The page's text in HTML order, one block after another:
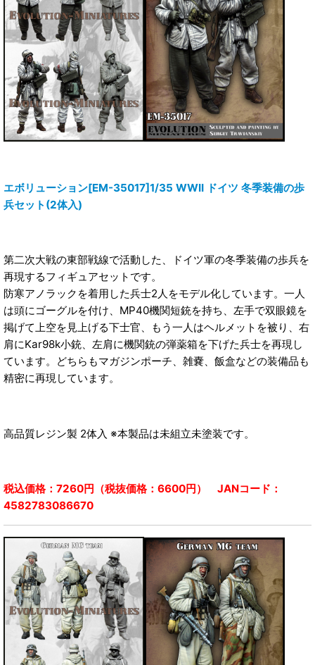
エボリューション[EM-35017]1/35 WWII ドイツ 冬季装備の歩
兵セット(2体入)
第二次大戦の東部戦線で活動した、ドイツ軍の冬季装備の歩兵を
再現するフィギュアセットです。
防寒アノラックを着用した兵士2人をモデル化しています。一人
は頭にゴーグルを付け、MP40機関短銃を持ち、左手で双眼鏡を
掲げて上空を見上げる下士官、もう一人はヘルメットを被り、右
肩にKar98k小銃、左肩に機関銃の弾薬箱を下げた兵士を再現し
ています。どちらもマガジンポーチ、雑嚢、飯盒などの装備品も
精密に再現しています。
高品質レジン製 2体入 ※本製品は未組立未塗装です。
税込価格：7260円（税抜価格：6600円） JANコード：
4582783086670